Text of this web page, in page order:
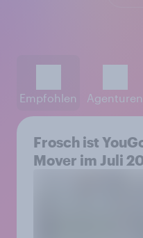
Empfohlen Agenturen
Frosch ist
Mover im Juli